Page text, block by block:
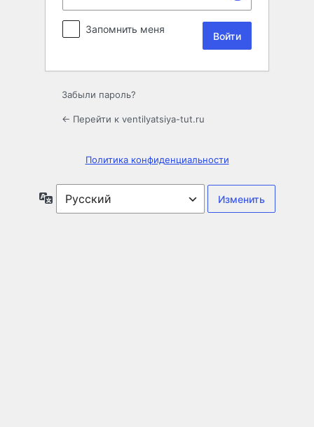
Запомнить меня
Забыли пароль?
← Перейти к ventilyatsiya-tut.ru
Политика конфиденциальности
Язык